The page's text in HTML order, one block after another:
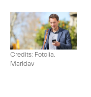
Credits: Fotolia,
Maridav